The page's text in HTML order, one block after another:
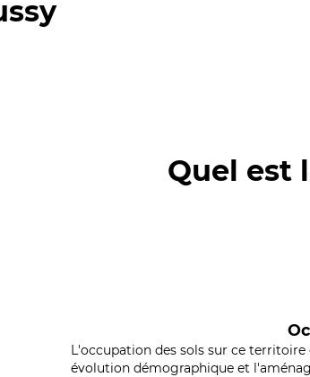
Quel est
L'occupation des sols sur ce
évolution démographique et